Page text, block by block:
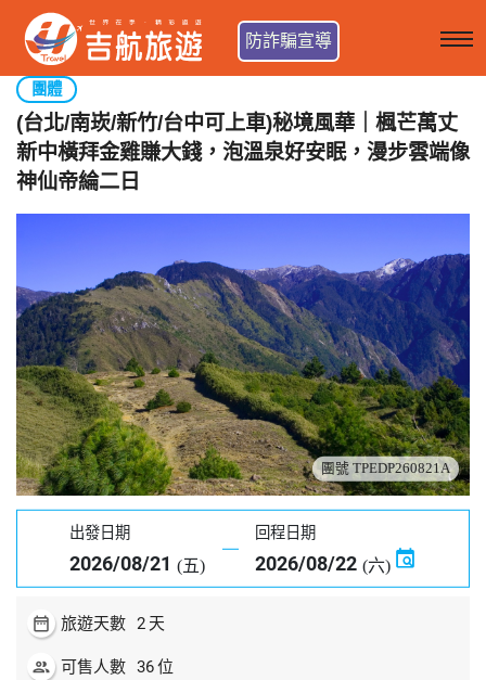
防詐騙宣導
團體
(台北/南崁/新竹/台中可上車)秘境風華｜楓芒萬丈
新中橫拜金雞賺大錢，泡溫泉好安眠，漫步雲端像
神仙帝綸二日
團號 TPEDP260821A
出發日期
2026/08/21 (五)
回程日期
2026/08/22 (六)
date_range 旅遊天數 2 天
people 可售人數 36位